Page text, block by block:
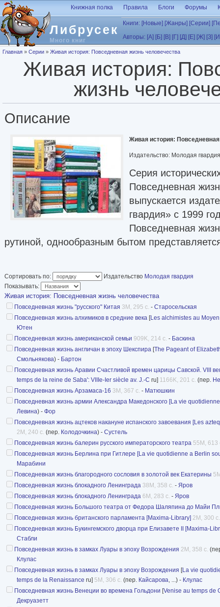
Перейти к основному содержанию
Либрусек
Много книг
Книжная полка Правила Блоги Форумы
Книги: [Новые] [Жанры] [Серии]
Авторы: [А] [Б] [В] [Г] [Д] [Е] [Ж] [З]
Вы здесь
Главная » Серии » Живая история: Повседневная жизнь человечества
Живая история:
жизнь
Описание
Живая история:
Издательство: Молодая гвардия
Серия
Повседневная
выпускается
гвардия» с 1999
Повседневная
рутиной, однообразным бытом
романтическим флером, прорастает
нашего сегодня прошедшая эпоха, тем
неудержимее в нас стремление разгадать их.
ныне о быте ушедших эпох? Как выглядели
были одеты, причесаны, как развлекались и
украшали себя женщины, какие кушанья
считалось приличным, а что
других подобных вопросов ответят книги
Повседневная жизнь человечества.
Показать
Список книг
Сортировать по: Издательство Молодая гвардия
Показывать:
Живая история: Повседневная жизнь человечества
Повседневная жизнь "русского" Китая 3M, 295 с. - Старосельская
Повседневная жизнь алхимиков в средние века [Les alchimistes au
Ютен
Повседневная жизнь американской семьи 909K, 214 с. - Баскина
Повседневная жизнь англичан в эпоху Шекспира [The Pageant of
Смольнякова) - Бартон
Повседневная жизнь Аравии Счастливой времен царицы Савской. VIII
temps de la reine de Saba': VIIIe-Ier siècle av. J.-C ru] 1166K, 201 с. (пер.
Повседневная жизнь Арзамаса-16 3M, 367 с. - Матюшкин
Повседневная жизнь армии Александра Македонского [La vie
Левина) - Фор
Повседневная жизнь ацтеков накануне испанского завоевания [Les
2M, 240 с. (пер. Колодочкина) - Сустель
Повседневная жизнь балерин русского императорского театра 55M, 613
Повседневная жизнь Берлина при Гитлере [La vie quotidienne a Berlin
Марабини
Повседневная жизнь благородного сословия в золотой век Екатерины
Повседневная жизнь блокадного Ленинграда 38M, 358 с. - Яров
Повседневная жизнь блокадного Ленинграда 6M, 283 с. - Яров
Повседневная жизнь Большого театра от Федора Шаляпина до Майи
Повседневная жизнь британского парламента [Maxima-Library] 2M, 300 с.
Повседневная жизнь Букингемского дворца при Елизавете II [Maxima-
Стабли
Повседневная жизнь в замках Луары в эпоху Возрождения 2M, 358 с.
Клулас
Повседневная жизнь в замках Луары в эпоху Возрождения [La vie
temps de la Renaissance ru] 5M, 306 с. (пер. Кайсарова, ...) - Клулас
Повседневная жизнь Венеции во времена Гольдони [Venise au temps de
Декруазетт